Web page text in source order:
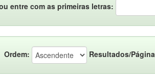
entre com as primeiras letras:
Ordem: Resultados/Página